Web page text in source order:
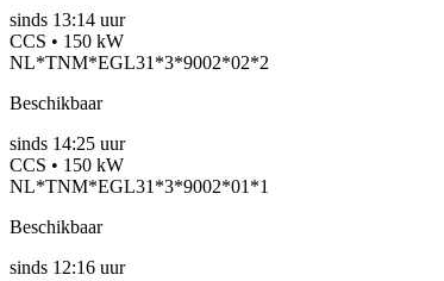
sinds 13:14 uur
CCS • 150 kW
NL*TNM*EGL31*3*9002*02*2
Beschikbaar
sinds 14:25 uur
CCS • 150 kW
NL*TNM*EGL31*3*9002*01*1
Beschikbaar
sinds 12:16 uur